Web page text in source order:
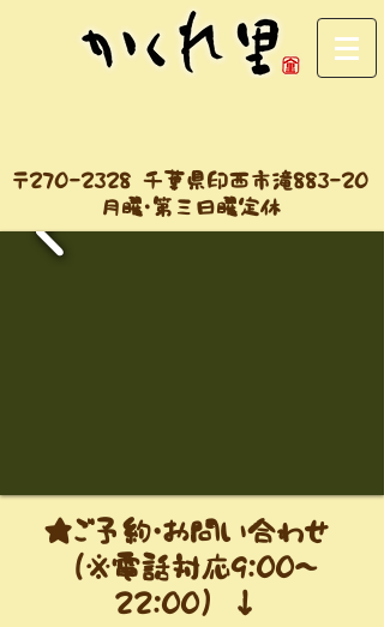
​〒270-2328 千葉県印西市滝883-20
​月曜・第三日曜定休
★ご予約・お問い合わせ
（※電話対応9:00～
22:00）↓